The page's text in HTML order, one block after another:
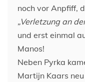
noch vor Anpfiff,
„Verletzung an
und erst einmal
Manos!
Neben Pyrka
Martijn Kaars